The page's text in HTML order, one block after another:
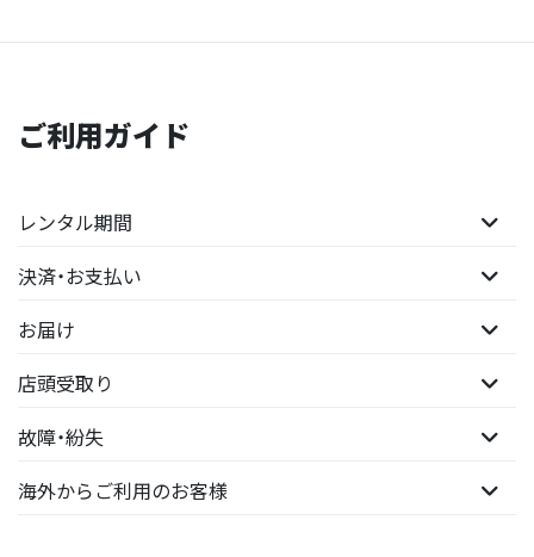
ご利用ガイド
レンタル期間
決済・お支払い
お届け
店頭受取り
故障・紛失
海外からご利用のお客様